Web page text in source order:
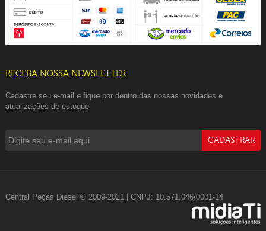
RECEBA NOSSA NEWSLETTER
Cadastre seu e-mail e fique por dentro das nossas novidades e
atualizações de estoque
Central Peças Diesel © 2009-2021 | CNPJ: 10.571.046/0001-14